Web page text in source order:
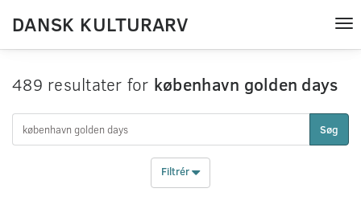
DANSK KULTURARV
489 resultater for københavn golden days
Søg
Filtrér